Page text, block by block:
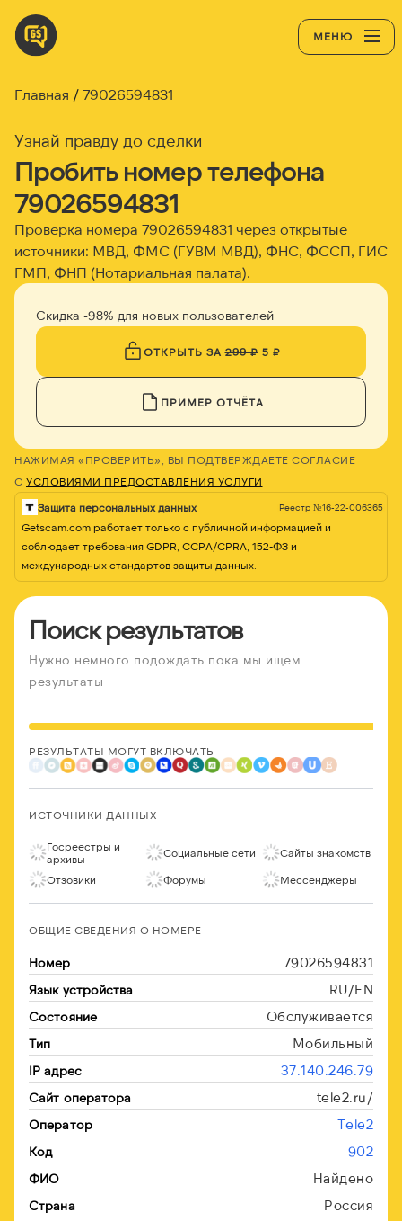
МЕНЮ
Главная 79026594831
Узнай правду до сделки
Пробить номер телефона
79026594831
Проверка номера 79026594831 через открытые
источники: МВД, ФМС (ГУВМ МВД), ФНС, ФССП, ГИС
ГМП, ФНП (Нотариальная палата).
Скидка -98% для новых пользователей
ОТКРЫТЬ ЗА299 ₽5 ₽
ПРИМЕР ОТЧЁТА
НАЖИМАЯ «ПРОВЕРИТЬ», ВЫ ПОДТВЕРЖДАЕТЕ СОГЛАСИЕ
С УСЛОВИЯМИ ПРЕДОСТАВЛЕНИЯ УСЛУГИ
Защита персональных данных Реестр №16-22-006365
Getscam.com работает только с публичной информацией и
соблюдает требования GDPR, CCPA/CPRA, 152-ФЗ и
международных стандартов защиты данных.
Поиск результатов
Нужно немного подождать пока мы ищем
результаты
РЕЗУЛЬТАТЫ МОГУТ ВКЛЮЧАТЬ
ИСТОЧНИКИ ДАННЫХ
Госреестры и
архивы
Социальные сети Сайты знакомств
Отзовики Форумы Мессенджеры
ОБЩИЕ СВЕДЕНИЯ О НОМЕРЕ
Номер 79026594831
Язык устройства RU/EN
Состояние Обслуживается
Тип Мобильный
IP адрес 37.140.246.79
Сайт оператора tele2.ru/
Оператор Tele2
Код 902
ФИО Найдено
Страна Россия